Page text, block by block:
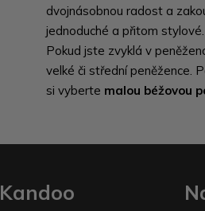
dvojnásobnou radost a
jednoduché a přitom
Pokud jste zvyklá v
velké či střední peněžence.
si vyberte malou béžovou
Kandoo